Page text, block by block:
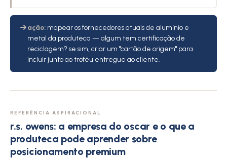
ação: mapear os fornecedores atuais de alumínio e
metal da produteca — algum tem certificação de
reciclagem? se sim, criar um "cartão de origem" para
incluir junto ao troféu entregue ao cliente.
REFERÊNCIA ASPIRACIONAL
r.s. owens: a empresa do oscar e o que a
produteca pode aprender sobre
posicionamento premium